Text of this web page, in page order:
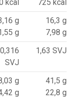
kcal
725 kcal
g
g
16,3 g
7,98 g
0,316
SVJ
1,63 SVJ
g
g
41,5 g
22,8 g